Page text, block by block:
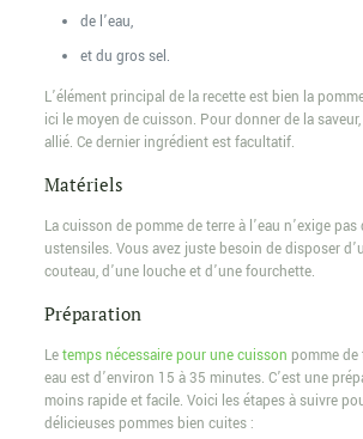
de l’eau,
et du gros sel.
L’élément principal de la recette est bien la
ici le moyen de cuisson. Pour donner de la
allié. Ce dernier ingrédient est facultatif.
Matériels
La cuisson de pomme de terre à l’eau n’exige
ustensiles. Vous avez juste besoin de disposer
couteau, d’une louche et d’une fourchette.
Préparation
Letemps nécessaire pour une cuisson pomme de
eau est d’environ 15 à 35 minutes. C’est une
moins rapide et facile. Voici les étapes à suivre
délicieuses pommes bien cuites :